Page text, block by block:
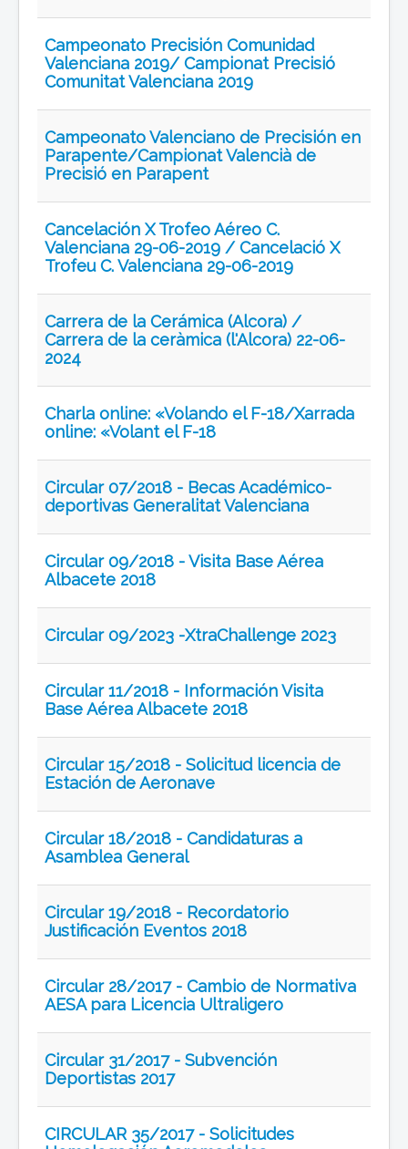
Campeonato Precisión Comunidad
Valenciana 2019/ Campionat Precisió
Comunitat Valenciana 2019
Campeonato Valenciano de Precisión en
Parapente/Campionat Valencià de
Precisió en Parapent
Cancelación X Trofeo Aéreo C.
Valenciana 29-06-2019 / Cancelació X
Trofeu C. Valenciana 29-06-2019
Carrera de la Cerámica (Alcora) /
Carrera de la ceràmica (l'Alcora) 22-06-
2024
Charla online: «Volando el F-18/Xarrada
online: «Volant el F-18
Circular 07/2018 - Becas Académico-
deportivas Generalitat Valenciana
Circular 09/2018 - Visita Base Aérea
Albacete 2018
Circular 09/2023 -XtraChallenge 2023
Circular 11/2018 - Información Visita
Base Aérea Albacete 2018
Circular 15/2018 - Solicitud licencia de
Estación de Aeronave
Circular 18/2018 - Candidaturas a
Asamblea General
Circular 19/2018 - Recordatorio
Justificación Eventos 2018
Circular 28/2017 - Cambio de Normativa
AESA para Licencia Ultraligero
Circular 31/2017 - Subvención
Deportistas 2017
CIRCULAR 35/2017 - Solicitudes